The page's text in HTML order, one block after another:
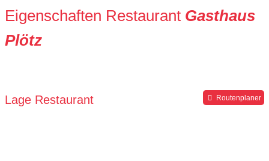
Eigenschaften Restaurant Gasthaus
Plötz
Lage Restaurant Routenplaner